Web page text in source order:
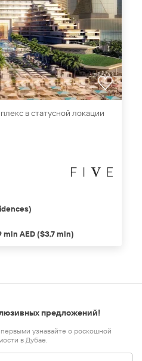
в статусной локации
mln AED ($3,7 mln)
предложений!
узнавайте о роскошной
в Дубае.